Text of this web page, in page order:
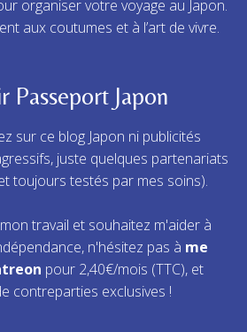
organiser votre voyage au Japon.
aux coutumes et à l’art de vivre.
Passeport Japon
sur ce blog Japon ni publicités
juste quelques partenariats
toujours testés par mes soins).
travail et souhaitez m'aider à
n'hésitez pas à me
pour 2,40€/mois (TTC), et
contreparties exclusives !